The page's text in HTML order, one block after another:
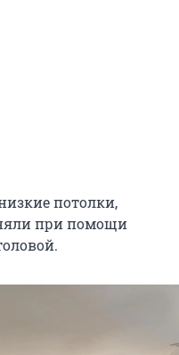
потолки,
при помощи